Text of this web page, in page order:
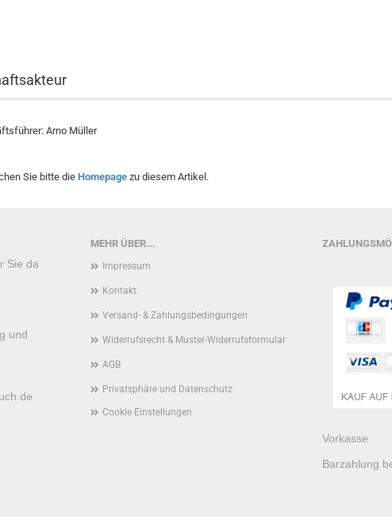
Arno Müller
Sie bitte die Homepage zu diesem Artikel.
MEHR ÜBER...
Impressum
Kontakt
Versand- & Zahlungsbedingungen
Widerrufsrecht & Muster-Widerrufsformular
AGB
Privatsphäre und Datenschutz
Cookie Einstellungen
Vorkasse
Barzahlung
Sie da
und